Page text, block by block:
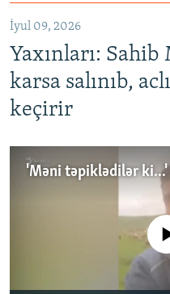
İyul 09, 2026
Yaxınları:
karsa salınıb,
keçirir
No media